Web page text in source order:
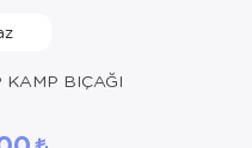
KAMP BIÇAĞI